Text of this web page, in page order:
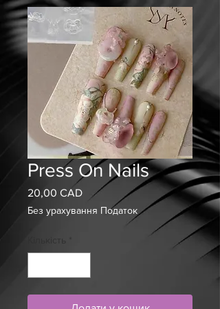
Press On Nails
20,00 CADЦіна
Без урахування Податок